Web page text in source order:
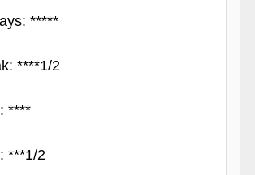
*****
****1/2
****
***1/2